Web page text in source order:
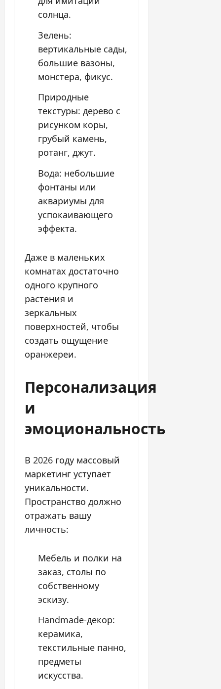
солнца.
Зелень:
вертикальные сады,
большие вазоны,
монстера, фикус.
Природные
текстуры: дерево с
рисунком коры,
грубый камень,
ротанг, джут.
Вода: небольшие
фонтаны или
аквариумы для
успокаивающего
эффекта.
Даже в маленьких
комнатах достаточно
одного крупного
растения и
зеркальных
поверхностей, чтобы
создать ощущение
оранжереи.
Персонализация
и
эмоциональность
В 2026 году массовый
маркетинг уступает
уникальности.
Пространство должно
отражать вашу
личность:
Мебель и полки на
заказ, столы по
собственному
эскизу.
Handmade-декор:
керамика,
текстильные панно,
предметы
искусства.